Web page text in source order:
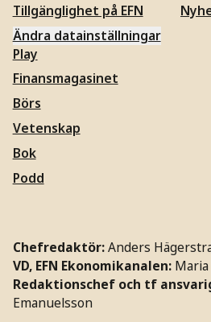
Tillgänglighet på EFN
Ändra datainställningar
Play
Finansmagasinet
Börs
Vetenskap
Bok
Podd
Chefredaktör:Anders
VD, EFN Ekonomikanalen:
Redaktionschef och tf
Emanuelsson